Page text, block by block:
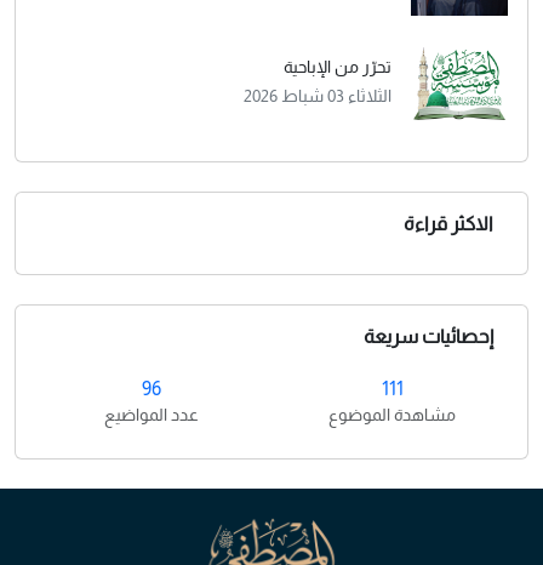
تحرّر من الإباحية
الثلاثاء 03 شباط 2026
الاكثر قراءة
إحصائيات سريعة
111
مشاهدة الموضوع
96
عدد المواضيع